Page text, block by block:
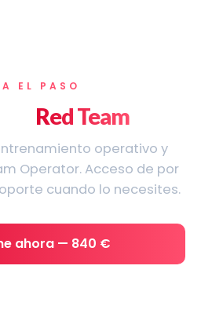
EL PASO
Red Teamhoy
operativo y
Operator. Acceso de por
cuando lo necesites.
ahora — 840 €